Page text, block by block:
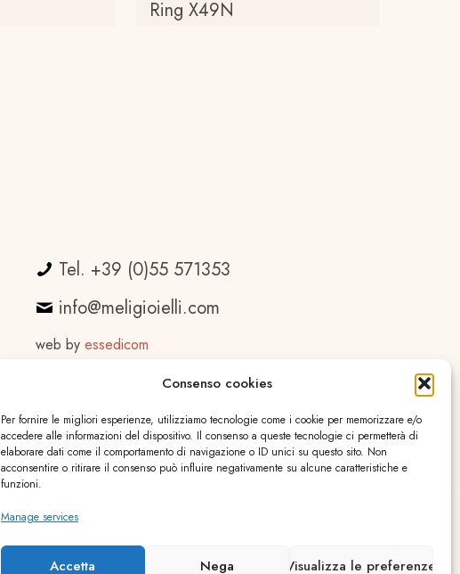
Consenso cookies
Per fornire le migliori esperienze, utilizziamo tecnologie come i cookie per memorizzare e/o
accedere alle informazioni del dispositivo. Il consenso a queste tecnologie ci permetterà di
elaborare dati come il comportamento di navigazione o ID unici su questo sito. Non
acconsentire o ritirare il consenso può influire negativamente su alcune caratteristiche e
funzioni.
Manage services
Accetta Nega Visualizza le preferenze
Ring X49N
Tel. +39 (0)55 571353
info@meligioielli.com
web byessedicom